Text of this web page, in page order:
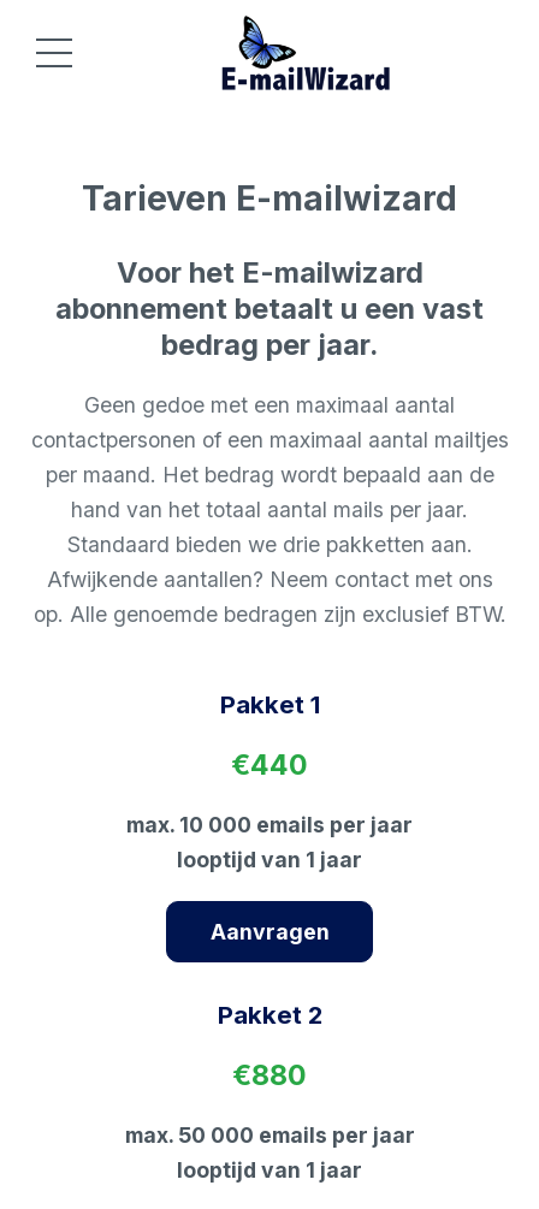
Tarieven E-mailwizard
Voor het E-mailwizard
abonnement betaalt u een vast
bedrag per jaar.
Geen gedoe met een maximaal aantal
contactpersonen of een maximaal aantal mailtjes
per maand. Het bedrag wordt bepaald aan de
hand van het totaal aantal mails per jaar.
Standaard bieden we drie pakketten aan.
Afwijkende aantallen? Neem contact met ons
op. Alle genoemde bedragen zijn exclusief BTW.
Pakket 1
€440
max. 10 000 emails per jaar
looptijd van 1 jaar
Aanvragen
Pakket 2
€880
max. 50 000 emails per jaar
looptijd van 1 jaar